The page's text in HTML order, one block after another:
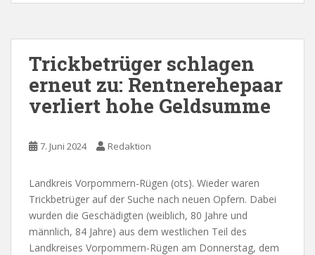
Trickbetrüger schlagen
erneut zu: Rentnerehepaar
verliert hohe Geldsumme
7. Juni 2024 Redaktion
Landkreis Vorpommern-Rügen (ots). Wieder waren
Trickbetrüger auf der Suche nach neuen Opfern. Dabei
wurden die Geschädigten (weiblich, 80 Jahre und
männlich, 84 Jahre) aus dem westlichen Teil des
Landkreises Vorpommern-Rügen am Donnerstag, dem